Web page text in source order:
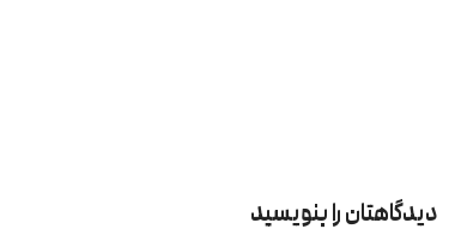
دیدگاهتان را بنویسید